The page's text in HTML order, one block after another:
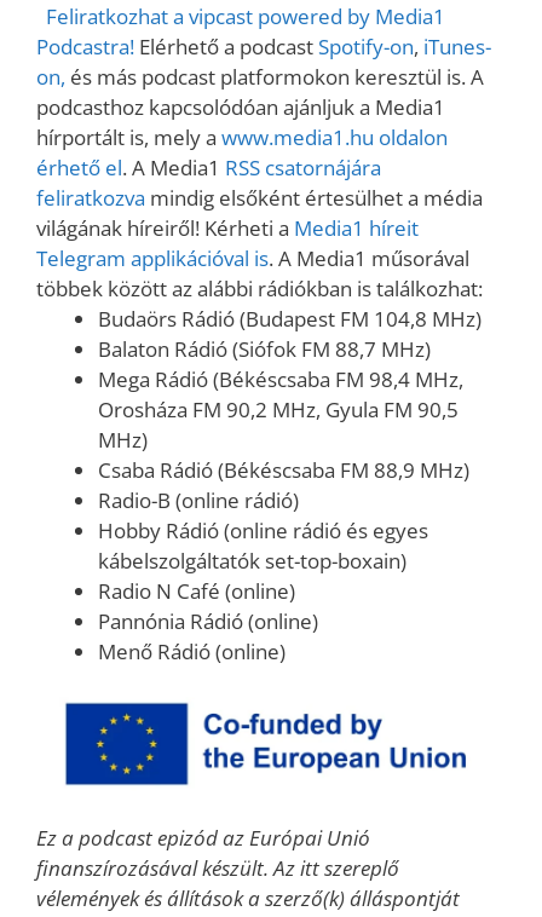
Feliratkozhat a vipcast powered by Media1
Podcastra! Elérhető a podcastSpotify-on, iTunes-
on, és más podcast platformokon keresztül is. A
podcasthoz kapcsolódóan ajánljuk a Media1
hírportált is, mely a www.media1.hu oldalon
érhető el. A Media1 RSS csatornájára
feliratkozva mindig elsőként értesülhet a média
világának híreiről! Kérheti a Media1 híreit
Telegram applikációval is. A Media1 műsorával
többek között az alábbi rádiókban is találkozhat:
Budaörs Rádió (Budapest FM 104,8 MHz)
Balaton Rádió (Siófok FM 88,7 MHz)
Mega Rádió (Békéscsaba FM 98,4 MHz,
Orosháza FM 90,2 MHz, Gyula FM 90,5
MHz)
Csaba Rádió (Békéscsaba FM 88,9 MHz)
Radio-B (online rádió)
Hobby Rádió (online rádió és egyes
kábelszolgáltatók set-top-boxain)
Radio N Café (online)
Pannónia Rádió (online)
Menő Rádió (online)
Ez a podcast epizód az Európai Unió
finanszírozásával készült. Az itt szereplő
vélemények és állítások a szerző(k) álláspontját